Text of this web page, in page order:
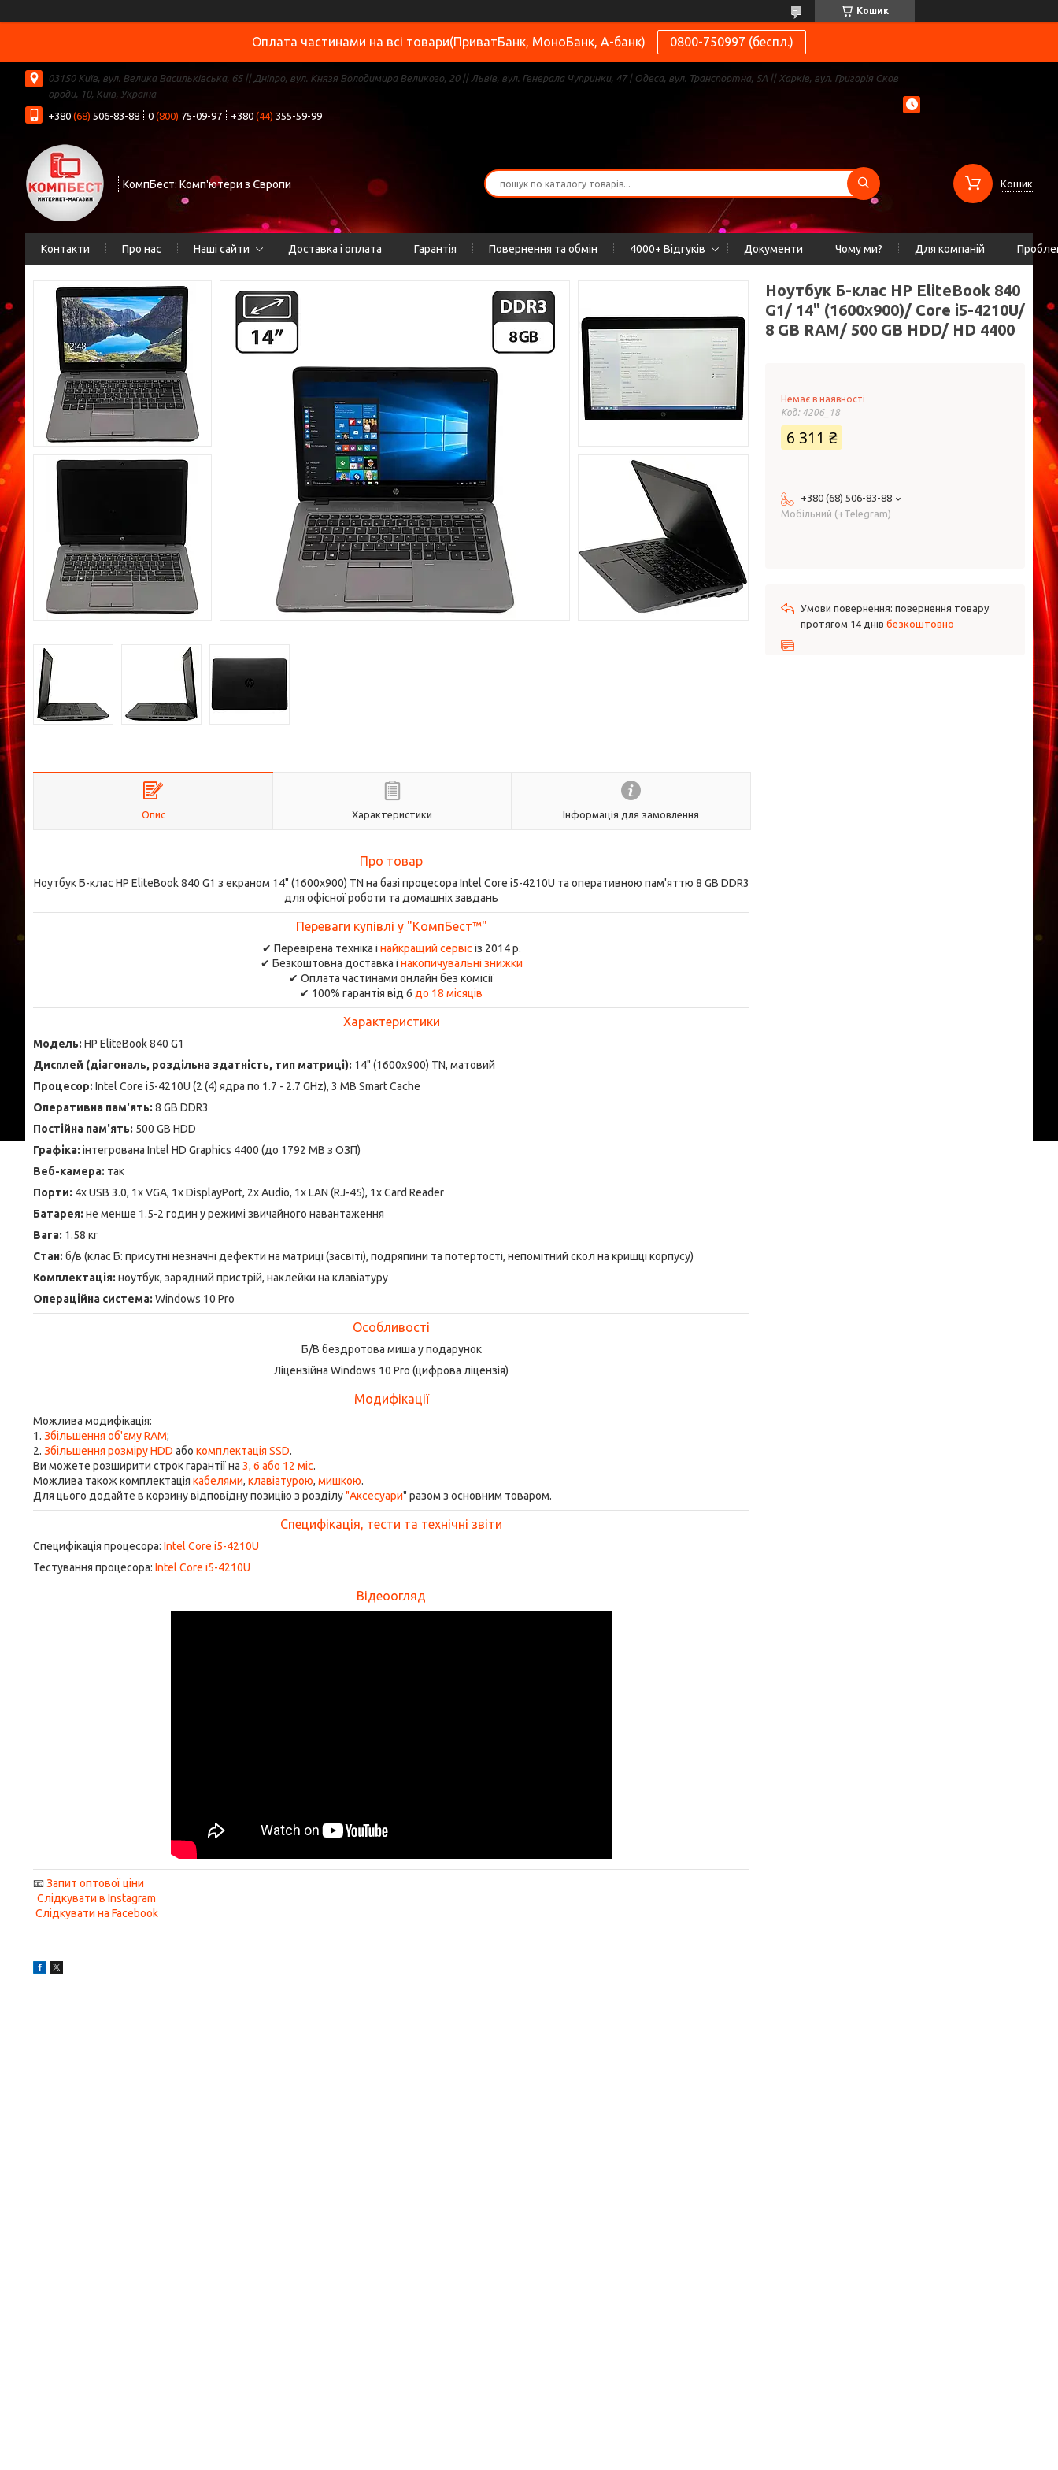
Кошик
Оплата частинами на всі товари(ПриватБанк, МоноБанк, А-банк) 0800-750997 (беспл.)
03150 Київ, вул. Велика Васильківська, 65 || Дніпро, вул. Князя Володимира Великого, 20 || Львів, вул. Генерала Чупринки, 47 | Одеса, вул. Транспортна, 5А || Харків, вул. Григорія Сков
ороди, 10, Київ, Україна
+380 (68) 506-83-88 0 (800) 75-09-97 +380 (44) 355-59-99
КомпБест: Комп'ютери з Європи Кошик
Контакти Про нас Наші сайти Доставка і оплата Гарантія Повернення та обмін 4000+ Відгуків Документи Чому ми? Для компаній
Опис Характеристики Інформація для замовлення
Про товар
Ноутбук Б-клас HP EliteBook 840 G1 з екраном 14" (1600x900) TN на базі процесора Intel Core i5-4210U та оперативною пам'яттю 8 GB DDR3
для офісної роботи та домашніх завдань
Переваги купівлі у "КомпБест™"
✔ Перевірена техніка і найкращий сервіс із 2014 р.
✔ Безкоштовна доставка і накопичувальні знижки
✔ Оплата частинами онлайн без комісії
✔ 100% гарантія від 6 до 18 місяців
Характеристики
Модель: HP EliteBook 840 G1
Дисплей (діагональ, роздільна здатність, тип матриці): 14" (1600x900) TN, матовий
Процесор: Intel Core i5-4210U (2 (4) ядра по 1.7 - 2.7 GHz), 3 MB Smart Cache
Оперативна пам'ять: 8 GB DDR3
Постійна пам'ять: 500 GB HDD
Графіка: інтегрована Intel HD Graphics 4400 (до 1792 MB з ОЗП)
Веб-камера: так
Порти: 4x USB 3.0, 1x VGA, 1x DisplayPort, 2x Audio, 1x LAN (RJ-45), 1x Card Reader
Батарея: не менше 1.5-2 годин у режимі звичайного навантаження
Вага: 1.58 кг
Стан: б/в (клас Б: присутні незначні дефекти на матриці (засвіті), подряпини та потертості, непомітний скол на кришці корпусу)
Комплектація: ноутбук, зарядний пристрій, наклейки на клавіатуру
Операційна система: Windows 10 Pro
Особливості
Б/В бездротова миша у подарунок
Ліцензійна Windows 10 Pro (цифрова ліцензія)
Модифікації
Можлива модифікація:
1. Збільшення об'єму RAM;
2. Збільшення розміру HDD або комплектація SSD.
Ви можете розширити строк гарантії на 3, 6 або 12 міс.
Можлива також комплектація кабелями, клавіатурою, мишкою.
Для цього додайте в корзину відповідну позицію з розділу"Аксесуари" разом з основним товаром.
Специфікація, тести та технічні звіти
Специфікація процесора: Intel Core i5-4210U
Тестування процесора: Intel Core i5-4210U
Відеоогляд
📧Запит оптової ціни
Слідкувати в Instagram
Слідкувати на Facebook
Ноутбук Б-клас HP EliteBook 840
G1/ 14" (1600x900)/ Core i5-4210U/
8 GB RAM/ 500 GB HDD/ HD 4400
Немає в наявності
Код: 4206_18
6 311 ₴
+380 (68) 506-83-88
Мобільний (+Telegram)
повернення товару
протягом 14 днів безкоштовно